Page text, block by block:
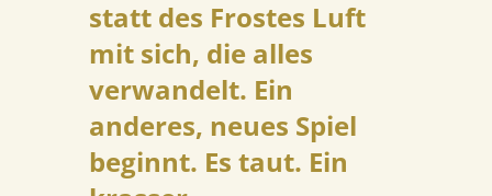
statt des Frostes Luft
mit sich, die alles
verwandelt. Ein
anderes, neues Spiel
beginnt. Es taut. Ein